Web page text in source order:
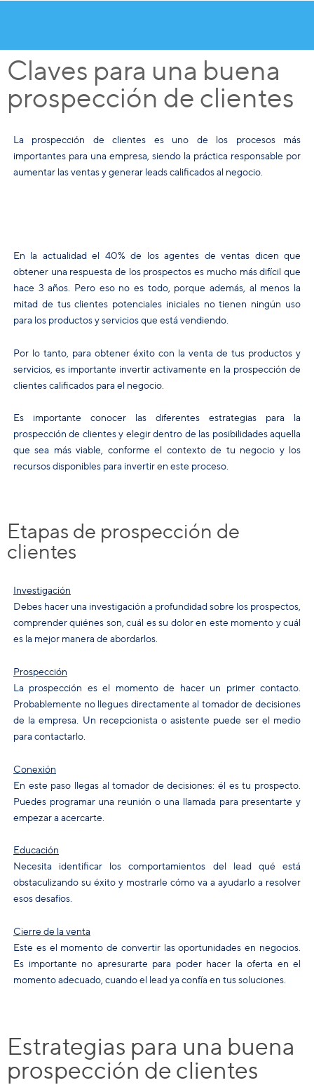
Claves para una buena
prospección de clientes
La prospección de clientes es uno de los procesos más
importantes para una empresa, siendo la práctica responsable por
aumentar las ventas y generar leads calificados al negocio.
En la actualidad el 40% de los agentes de ventas dicen que
obtener una respuesta de los prospectos es mucho más difícil que
hace 3 años. Pero eso no es todo, porque además, al menos la
mitad de tus clientes potenciales iniciales no tienen ningún uso
para los productos y servicios que está vendiendo.
Por lo tanto, para obtener éxito con la venta de tus productos y
servicios, es importante invertir activamente en la prospección de
clientes calificados para el negocio.
Es importante conocer las diferentes estrategias para la
prospección de clientes y elegir dentro de las posibilidades aquella
que sea más viable, conforme el contexto de tu negocio y los
recursos disponibles para invertir en este proceso.
Etapas de prospección de
clientes
Investigación
Debes hacer una investigación a profundidad sobre los prospectos,
comprender quiénes son, cuál es su dolor en este momento y cuál
es la mejor manera de abordarlos.
Prospección
La prospección es el momento de hacer un primer contacto.
Probablemente no llegues directamente al tomador de decisiones
de la empresa. Un recepcionista o asistente puede ser el medio
para contactarlo.
Conexión
En este paso llegas al tomador de decisiones: él es tu prospecto.
Puedes programar una reunión o una llamada para presentarte y
empezar a acercarte.
Educación
Necesita identificar los comportamientos del lead qué está
obstaculizando su éxito y mostrarle cómo va a ayudarlo a resolver
esos desafíos.
Cierre de la venta
Este es el momento de convertir las oportunidades en negocios.
Es importante no apresurarte para poder hacer la oferta en el
momento adecuado, cuando el lead ya confía en tus soluciones.
Estrategias para una buena
prospección de clientes